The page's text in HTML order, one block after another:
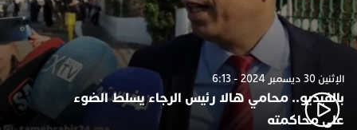
الإثنين 30 ديسمبر 2024 - 6:13
بالفيديو.. محامي هالا رئيس الرجاء يسلط الضوء
على محاكمته